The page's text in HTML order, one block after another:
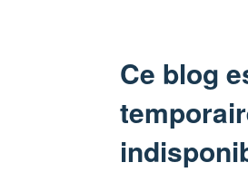
Ce blog